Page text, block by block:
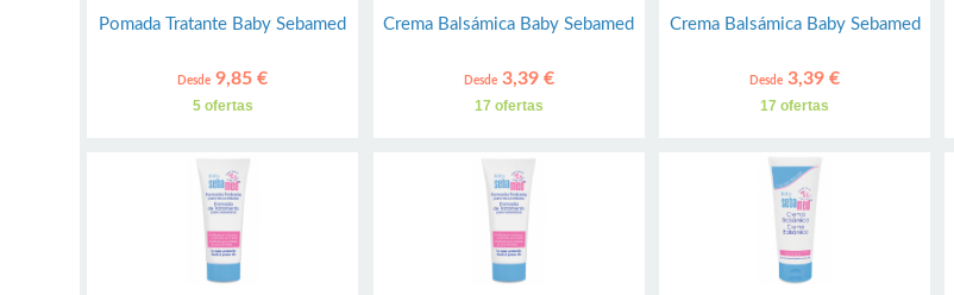
Pomada Tratante Baby Sebamed
Desde 9,85 €
5 ofertas
Crema Balsámica Baby Sebamed
Desde3,39 €
17 ofertas
Crema Balsámica Baby Sebamed
Desde 3,39 €
17 ofertas